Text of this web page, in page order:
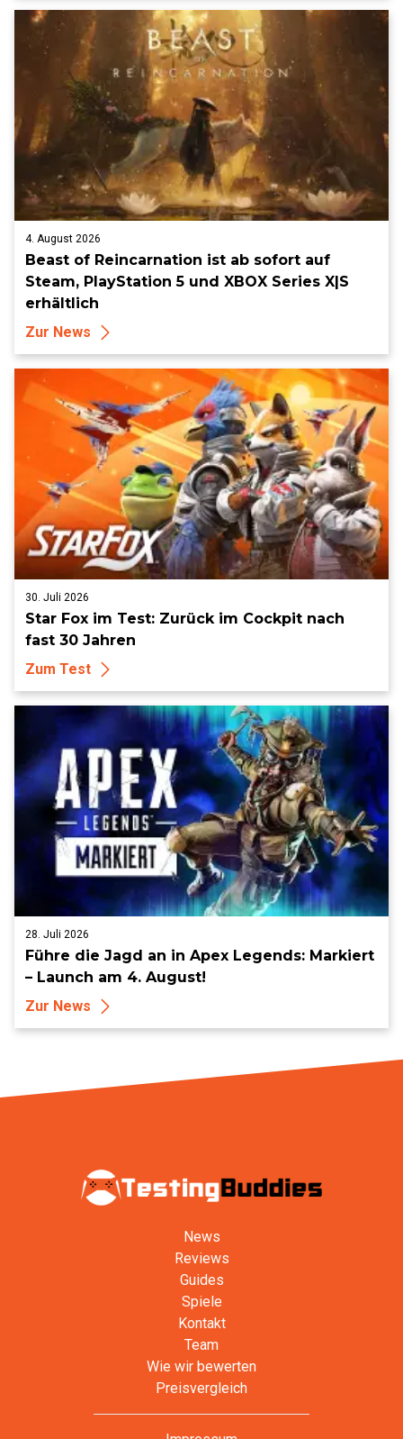
4. August 2026
Beast of Reincarnation ist ab sofort auf
Steam, PlayStation 5 und XBOX Series X|S
erhältlich
Zur News
30. Juli 2026
Star Fox im Test: Zurück im Cockpit nach
fast 30 Jahren
Zum Test
28. Juli 2026
Führe die Jagd an in Apex Legends: Markiert
– Launch am 4. August!
Zur News
News
Reviews
Guides
Spiele
Kontakt
Team
Wie wir bewerten
Preisvergleich